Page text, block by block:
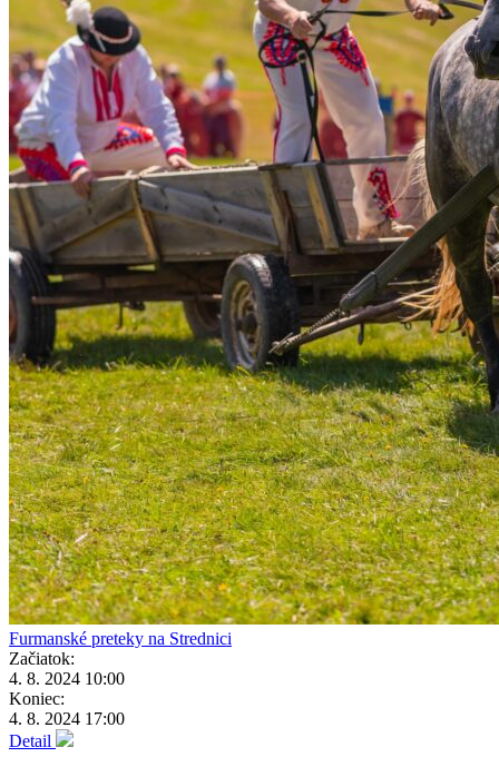
Furmanské preteky na Strednici
Začiatok:
4. 8. 2024 10:00
Koniec:
4. 8. 2024 17:00
Detail